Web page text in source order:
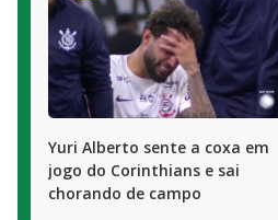
Yuri Alberto sente a coxa em
jogo do Corinthians e sai
chorando de campo